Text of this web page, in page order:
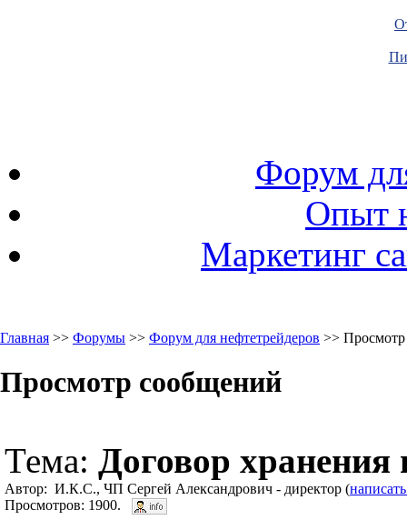
Форум
Опыт
Маркетинг
Главная >> Форумы >> Форум для нефтетрейдеров >>
Просмотр сообщений
Тема: Договор хранения
Автор: И.К.С., ЧП Сергей Александрович - директор (
Просмотров: 1900.